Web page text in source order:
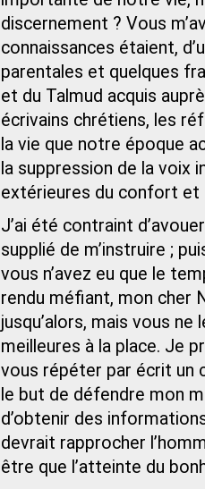
discernement ? Vous
connaissances étaient,
parentales et quelques
et du Talmud acquis
écrivains chrétiens, les
la vie que notre époque
la suppression de la voix
extérieures du confort et
J’ai été contraint
supplié de m’instruire ;
vous n’avez eu que le
rendu méfiant, mon cher
jusqu’alors, mais vous ne
meilleures à la place. Je
vous répéter par écrit un
le but de défendre mon
d’obtenir des
devrait rapprocher
être que l’atteinte du